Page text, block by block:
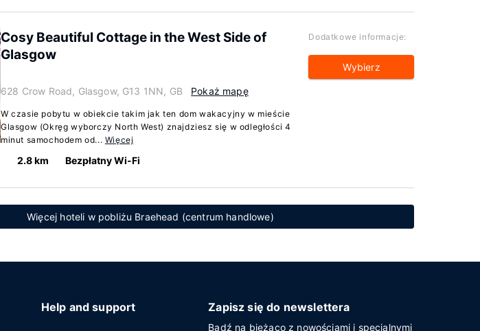
Cosy Beautiful Cottage in the West Side of
Glasgow
628 Crow Road, Glasgow, G13 1NN, GB Pokaż mapę
W czasie pobytu w obiekcie takim jak ten dom wakacyjny w mieście
Glasgow (Okręg wyborczy North West) znajdziesz się w odległości 4
minut samochodem od... Więcej
2.8 km Bezpłatny Wi-Fi
Dodatkowe informacje:
Wybierz
Więcej hoteli w pobliżu Braehead (centrum handlowe)
Help and support Zapisz się do newslettera
Bądź na bieżąco z nowościami i specjalnymi